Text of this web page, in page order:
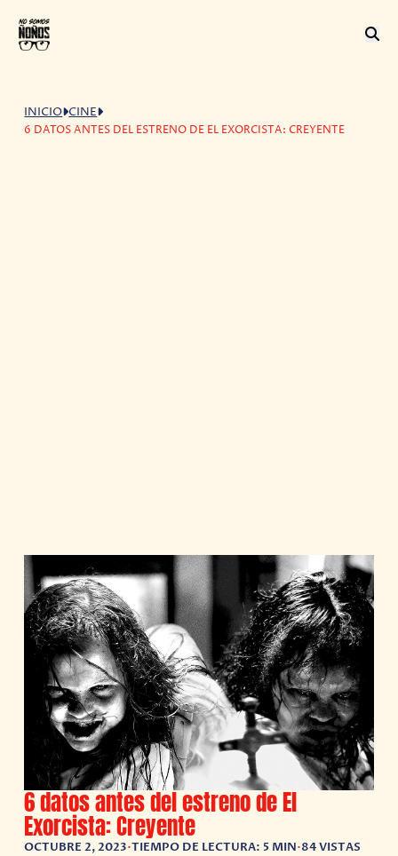
INICIO CINE
6 DATOS ANTES DEL ESTRENO DE EL EXORCISTA: CREYENTE
6 datos antes del estreno de El
Exorcista: Creyente
OCTUBRE 2, 2023•TIEMPO DE LECTURA: 5 MIN•84 VISTAS